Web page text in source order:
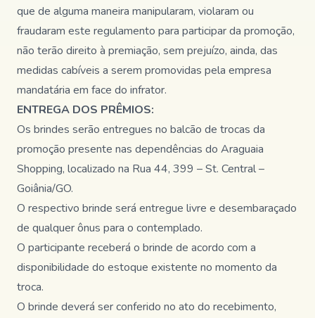
que de alguma maneira manipularam, violaram ou
fraudaram este regulamento para participar da promoção,
não terão direito à premiação, sem prejuízo, ainda, das
medidas cabíveis a serem promovidas pela empresa
mandatária em face do infrator.
ENTREGA DOS PRÊMIOS:
Os brindes serão entregues no balcão de trocas da
promoção presente nas dependências do Araguaia
Shopping, localizado na Rua 44, 399 – St. Central –
Goiânia/GO.
O respectivo brinde será entregue livre e desembaraçado
de qualquer ônus para o contemplado.
O participante receberá o brinde de acordo com a
disponibilidade do estoque existente no momento da
troca.
O brinde deverá ser conferido no ato do recebimento,